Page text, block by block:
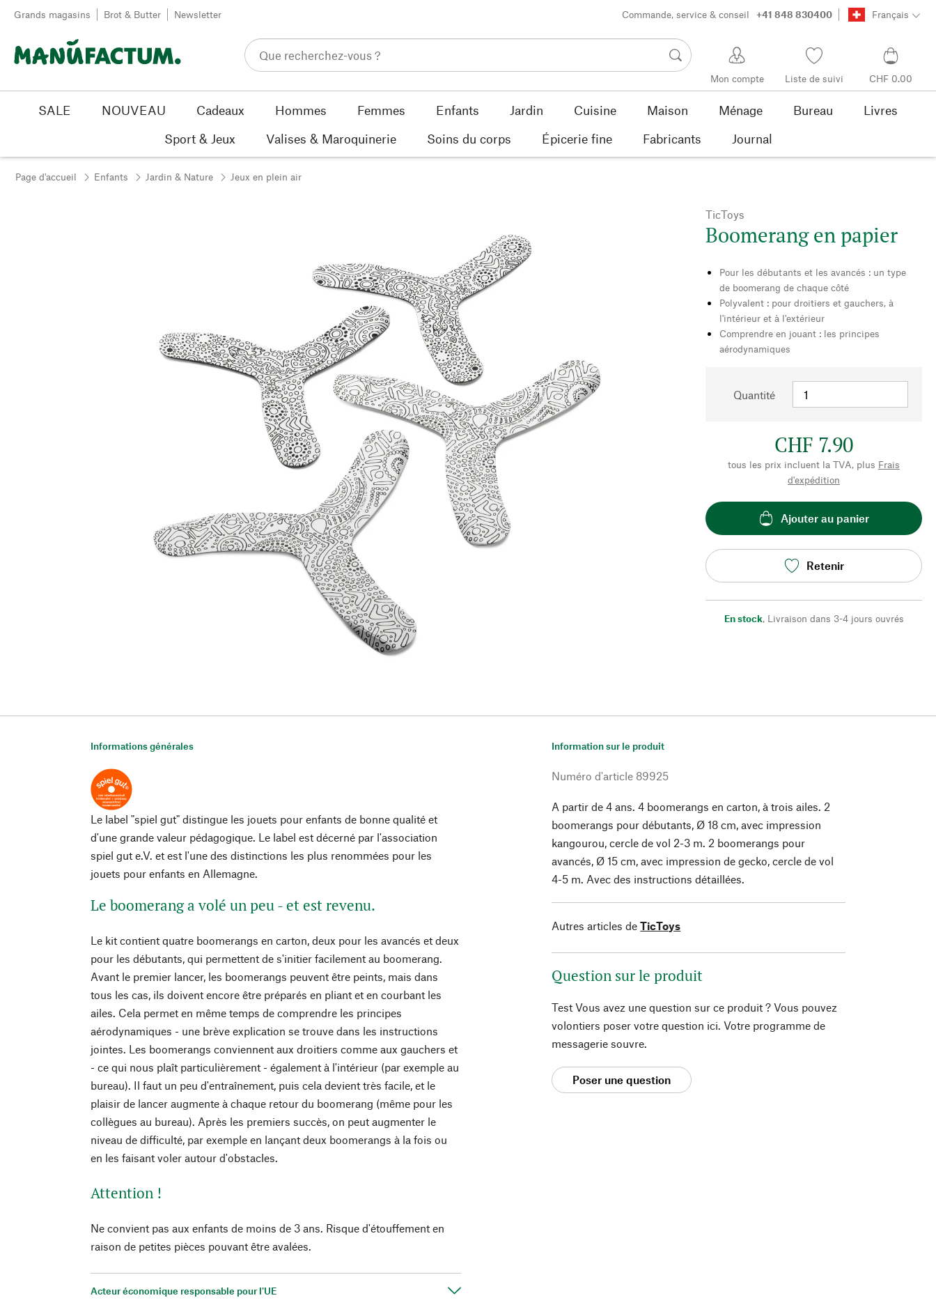
Passer au contenu
Grands magasins Brot & Butter Newsletter Commande, service & conseil +41 848 830400 Français
Mon compte Liste de suivi CHF 0.00
SALE NOUVEAU Cadeaux Hommes Femmes Enfants Jardin Cuisine Maison Ménage Bureau
Livres
Sport & Jeux
Valises & Maroquinerie Soins du corps Épicerie fine Fabricants Journal
Page d'accueil Enfants Jardin & Nature Jeux en plein air
TicToys
Boomerang en papier
Pour les débutants et les avancés : un type
de boomerang de chaque côté
Polyvalent : pour droitiers et gauchers, à
l'intérieur et à l'extérieur
Comprendre en jouant : les principes
aérodynamiques
Quantité
CHF 7.90
tous les prix incluent la TVA, plus Frais
d'expédition
Ajouter au panier
Retenir
En stock, Livraison dans 3-4 jours ouvrés
Informations générales
Le label "spiel gut" distingue les jouets pour enfants de bonne qualité et
d'une grande valeur pédagogique. Le label est décerné par l'association
spiel gut e.V. et est l'une des distinctions les plus renommées pour les
jouets pour enfants en Allemagne.
Le boomerang a volé un peu - et est revenu.
Le kit contient quatre boomerangs en carton, deux pour les avancés et deux
pour les débutants, qui permettent de s'initier facilement au boomerang.
Avant le premier lancer, les boomerangs peuvent être peints, mais dans
tous les cas, ils doivent encore être préparés en pliant et en courbant les
ailes. Cela permet en même temps de comprendre les principes
aérodynamiques - une brève explication se trouve dans les instructions
jointes. Les boomerangs conviennent aux droitiers comme aux gauchers et
- ce qui nous plaît particulièrement - également à l'intérieur (par exemple au
bureau). Il faut un peu d'entraînement, puis cela devient très facile, et le
plaisir de lancer augmente à chaque retour du boomerang (même pour les
collègues au bureau). Après les premiers succès, on peut augmenter le
niveau de difficulté, par exemple en lançant deux boomerangs à la fois ou
en les faisant voler autour d'obstacles.
Attention !
Ne convient pas aux enfants de moins de 3 ans. Risque d'étouffement en
raison de petites pièces pouvant être avalées.
Acteur économique responsable pour l'UE
Information sur le produit
Numéro d'article 89925
A partir de 4 ans. 4 boomerangs en carton, à trois ailes. 2
boomerangs pour débutants, Ø 18 cm, avec impression
kangourou, cercle de vol 2-3 m. 2 boomerangs pour
avancés, Ø 15 cm, avec impression de gecko, cercle de vol
4-5 m. Avec des instructions détaillées.
Autres articles de TicToys
Question sur le produit
Test Vous avez une question sur ce produit ? Vous pouvez
volontiers poser votre question ici. Votre programme de
messagerie souvre.
Poser une question